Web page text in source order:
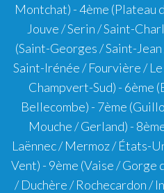
Montchat) -4ème (Plateau
Jouve / Serin / Saint-
(Saint-Georges / Saint-
Saint-Irénée / Fourvière /
Champvert-Sud) - 6ème
Bellecombe) - 7ème
Mouche / Gerland) -
Laënnec / Mermoz / États-
Vent) - 9ème (Vaise / Gorge
/ Duchère / Rochecardon /